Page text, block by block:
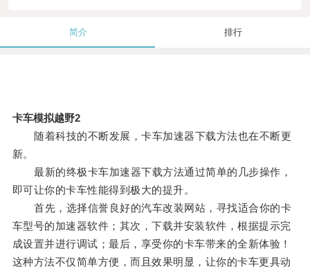
简介 排行
卡车模拟越野2
随着科技的不断发展，卡车加速器下载方法也在不断更
新。
最新的终极卡车加速器下载方法通过简单的几步操作，
即可让你的卡车性能得到极大的提升。
首先，选择信誉良好的汽车改装网站，寻找适合你的卡
车型号的加速器软件；其次，下载并安装软件，根据提示完
成设置并进行调试；最后，享受你的卡车带来的全新体验！
这种方法不仅简单方便，而且效果明显，让你的卡车更具动